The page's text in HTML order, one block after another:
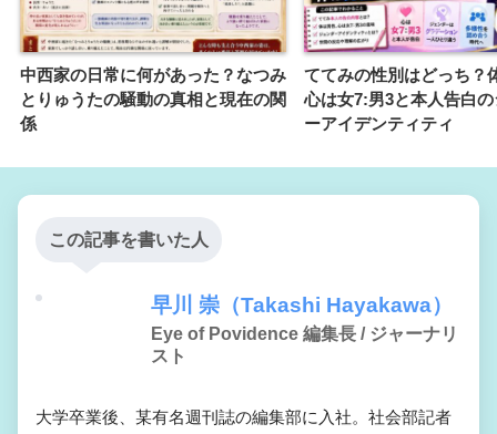
中西家の日常に何があった？なつみ
とりゅうたの騒動の真相と現在の関
係
ててみの性別はどっち？
心は女7:男3と本人告白
ーアイデンティティ
この記事を書いた人
早川 崇（Takashi Hayakawa）
Eye of Povidence 編集長 / ジャーナリ
スト
大学卒業後、某有名週刊誌の編集部に入社。社会部記者